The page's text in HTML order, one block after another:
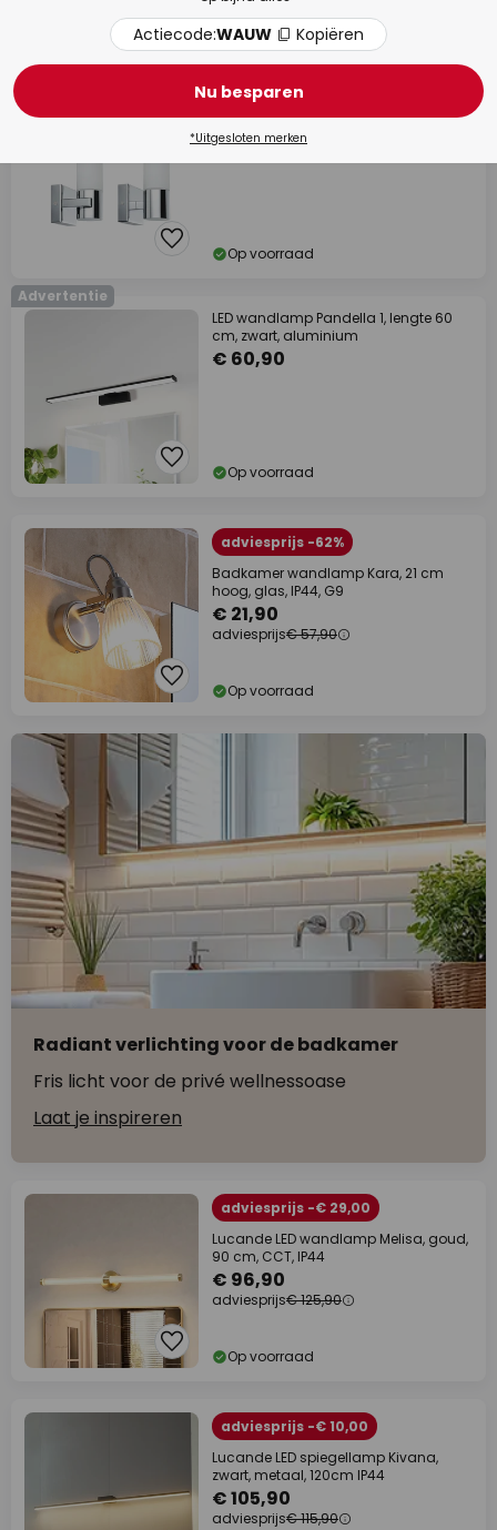
Op voorraad
Advertentie
Paulmann LED spiegellamp Gemini,
chroom, set van 2, dimbaar, IP44
€ 78,79
Op voorraad
Advertentie
LED wandlamp Pandella 1, lengte 60
cm, zwart, aluminium
€ 60,90
Op voorraad
adviesprijs -62%
Badkamer wandlamp Kara, 21 cm
hoog, glas, IP44, G9
€ 21,90
adviesprijs€ 57,90
Op voorraad
Radiant verlichting voor de badkamer
Fris licht voor de privé wellnessoase
Laat je inspireren
adviesprijs -€ 29,00
Lucande LED wandlamp Melisa, goud,
90 cm, CCT, IP44
€ 96,90
adviesprijs€ 125,90
Op voorraad
adviesprijs -€ 10,00
Lucande LED spiegellamp Kivana,
zwart, metaal, 120cm IP44
€ 105,90
adviesprijs€ 115,90
Actiecode:WAUW Kopiëren
Nu besparen
*Uitgesloten merken